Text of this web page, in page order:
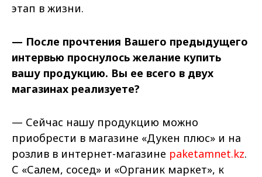
этап в жизни.
— После прочтения Вашего предыдущего
интервью проснулось желание купить
вашу продукцию. Вы ее всего в двух
магазинах реализуете?
— Сейчас нашу продукцию можно
приобрести в магазине «Дукен плюс» и на
розлив в интернет-магазине paketamnet.kz.
С «Салем, сосед» и «Органик маркет», к